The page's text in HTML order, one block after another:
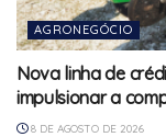
AGRONEGÓCIO
Nova linha de
impulsionar a
8 DE AGOSTO DE 2026